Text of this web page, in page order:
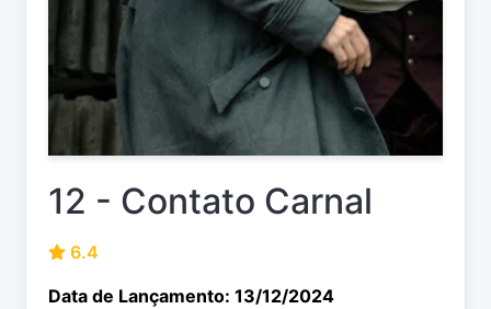
12 - Contato Carnal
6.4
Data de Lançamento: 13/12/2024